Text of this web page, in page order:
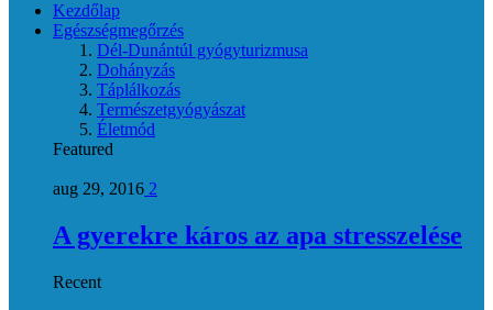
Kezdőlap
Egészségmegőrzés
Dél-Dunántúl gyógyturizmusa
Dohányzás
Táplálkozás
Természetgyógyászat
Életmód
Featured
aug 29, 2016 2
A gyerekre káros az apa stresszelése
Recent